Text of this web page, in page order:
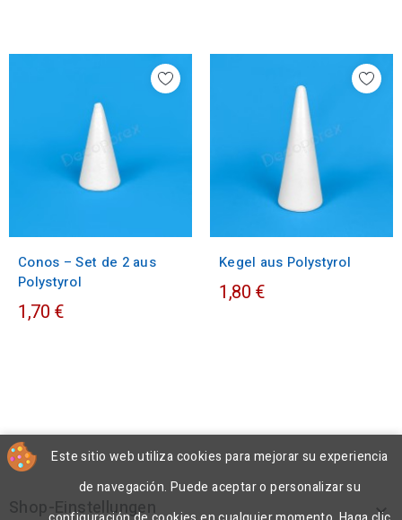
Conos – Set de 2 aus
Polystyrol
1,70 €
Kegel aus Polystyrol
1,80 €
Shop-Einstellungen 
Este sitio web utiliza cookies para mejorar su experiencia
de navegación. Puede aceptar o personalizar su